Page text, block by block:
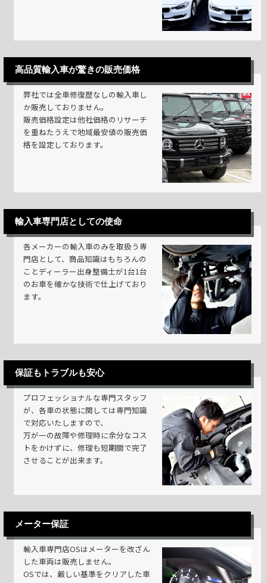
高品質輸入車が驚きの販売価格
弊社では全車修復歴なしの輸入車し
か販売しておりません。
販売価格設定は他社価格のリサーチ
を重ねたうえで地域最安値の販売価
格を設定しております。
輸入車専門店としての使命
各メーカーの輸入車のみを取扱う専
門店として、商品知識はもちろんの
ことディーラー出身整備士が1台1台
のお車を確かな技術で仕上げており
ます。
保証もトラブルも安心
プロフェッショナルな専門スタッフ
が、各車の状態に関しては専門知識
で対応いたしますので、
万が一の故障や修理時に余分なコス
トをかけずに、修理も短期間で完了
させることが出来ます。
メーター保証
輸入車専門店OSはメーターを改ざん
した車両は販売しません。
OSでは、厳しい基準をクリアした車